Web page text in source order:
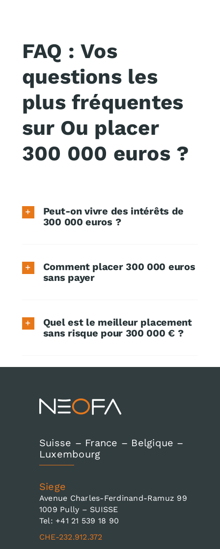
FAQ : Vos
questions les
plus fréquentes
sur Ou placer
300 000 euros ?
Peut-on vivre des intérêts de
300 000 euros ?
Comment placer 300 000 euros
sans payer
Quel est le meilleur placement
sans risque pour 300 000 € ?
Suisse – France – Belgique –
Luxembourg
Siege
Avenue Charles-Ferdinand-Ramuz 99
1009 Pully – SUISSE
Tel: +41 21 539 18 90
CHE-232.912.372